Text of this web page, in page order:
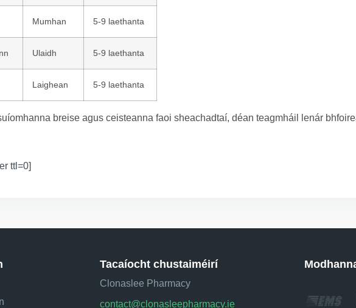
Mumhan 5-9 laethanta
Ulaidh 5-9 laethanta
Laighean 5-9 laethanta
breise agus ceisteanna faoi sheachadtaí, déan teagmháil lenár
ttl=0]
Tacaíocht chustaiméirí
Clonaslee Pharmacy
contact@clonasleepharmacy.ie